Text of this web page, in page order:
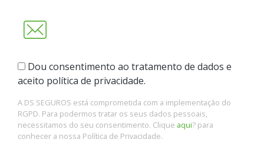
Dou consentimento ao tratamento de dados e
aceito política de privacidade.
A DS SEGUROS está comprometida com a implementação do
RGPD. Para podermos tratar os seus dados pessoais,
necessitamos do seu consentimento. Clique aqui? para
conhecer a nossa Política de Privacidade.